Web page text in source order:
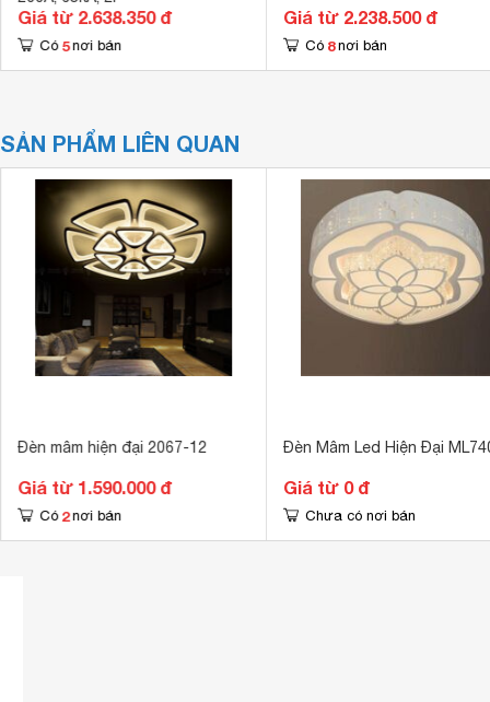
Giá từ 2.638.350 đ
Có 5 nơi bán
Giá từ 2.238.500 đ
Có 8 nơi bán
SẢN PHẨM LIÊN QUAN
Đèn mâm hiện đại 2067-12
Giá từ 1.590.000 đ
Có 2 nơi bán
Đèn Mâm Led Hiện Đại
Giá từ 0 đ
Chưa có nơi bán